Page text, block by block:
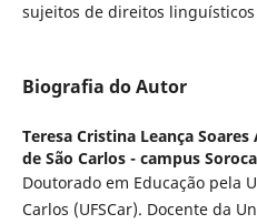
sujeitos de direitos
Biografia do Autor
Teresa Cristina Leança Soares
de São Carlos - campus
Doutorado em Educação pela
Carlos (UFSCar). Docente da